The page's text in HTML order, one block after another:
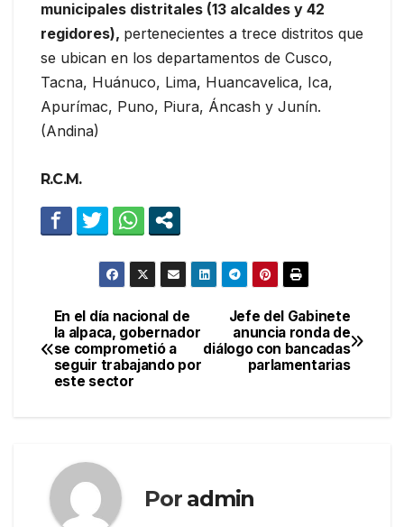
municipales distritales (13 alcaldes y 42
regidores), pertenecientes a trece distritos que
se ubican en los departamentos de Cusco,
Tacna, Huánuco, Lima, Huancavelica, Ica,
Apurímac, Puno, Piura, Áncash y Junín.
(Andina)
R.C.M.
Navegación
de
Jefe del Gabinete
anuncia ronda de
diálogo con bancadas
parlamentarias
En el día nacional de
la alpaca, gobernador
se comprometió a
seguir trabajando por
este sector
Por admin